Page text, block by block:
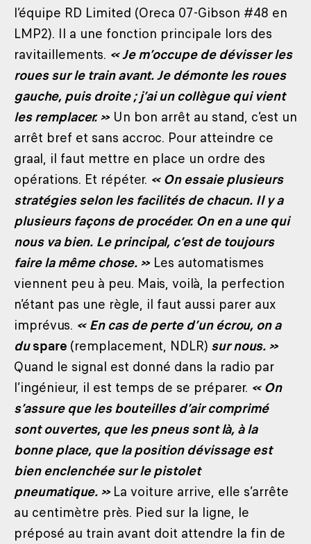
l’équipe RD Limited (Oreca 07-Gibson #48 en
LMP2). Il a une fonction principale lors des
ravitaillements. « Je m’occupe de dévisser les
roues sur le train avant. Je démonte les roues
gauche, puis droite ; j’ai un collègue qui vient
les remplacer. » Un bon arrêt au stand, c’est un
arrêt bref et sans accroc. Pour atteindre ce
graal, il faut mettre en place un ordre des
opérations. Et répéter. « On essaie plusieurs
stratégies selon les facilités de chacun. Il y a
plusieurs façons de procéder. On en a une qui
nous va bien. Le principal, c’est de toujours
faire la même chose. » Les automatismes
viennent peu à peu. Mais, voilà, la perfection
n’étant pas une règle, il faut aussi parer aux
imprévus. « En cas de perte d’un écrou, on a
duspare (remplacement, NDLR) sur nous. »
Quand le signal est donné dans la radio par
l’ingénieur, il est temps de se préparer. « On
s’assure que les bouteilles d’air comprimé
sont ouvertes, que les pneus sont là, à la
bonne place, que la position dévissage est
bien enclenchée sur le pistolet
pneumatique. » La voiture arrive, elle s’arrête
au centimètre près. Pied sur la ligne, le
préposé au train avant doit attendre la fin de